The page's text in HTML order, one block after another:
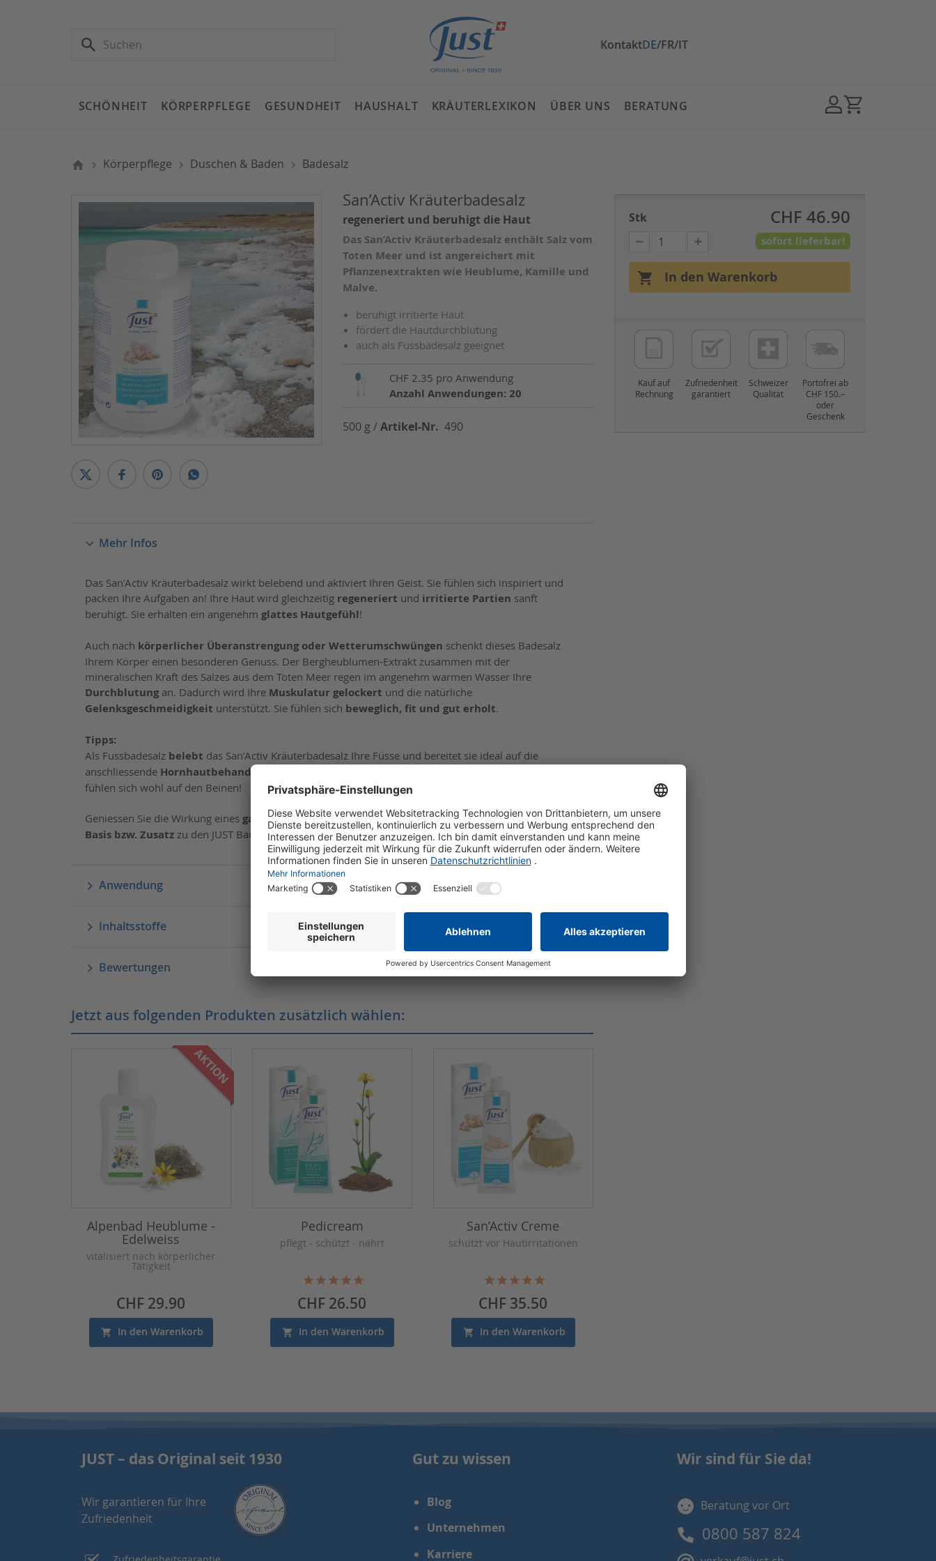
KontaktDE/FR/IT
SCHÖNHEIT KÖRPERPFLEGE GESUNDHEIT HAUSHALT KRÄUTERLEXIKON ÜBER UNS BERATUNG
Körperpflege Duschen & Baden Badesalz
San’Activ Kräuterbadesalz
regeneriert und beruhigt die Haut
Das San’Activ Kräuterbadesalz enthält Salz vom
Toten Meer und ist angereichert mit
Pflanzenextrakten wie Heublume, Kamille und
Malve.
beruhigt irritierte Haut
fördert die Hautdurchblutung
auch als Fussbadesalz geeignet
CHF 2.35 pro Anwendung
Anzahl Anwendungen: 20
500 g /Artikel-Nr. 490
CHF 46.90
sofort lieferbar!
Stk
 In den Warenkorb
Kauf auf
Rechnung
Zufriedenheit
garantiert
Schweizer
Qualität
Portofrei ab
CHF 150.–
oder
Geschenk
Mehr Infos
Das San’Activ Kräuterbadesalz wirkt belebend und aktiviert Ihren Geist. Sie fühlen sich inspiriert und
packen Ihre Aufgaben an! Ihre Haut wird gleichzeitig regeneriert und irritierte Partien sanft
beruhigt. Sie erhalten ein angenehm glattes Hautgefühl!
Auch nach körperlicher Überanstrengung oder Wetterumschwüngen schenkt dieses Badesalz
Ihrem Körper einen besonderen Genuss. Der Bergheublumen-Extrakt zusammen mit der
mineralischen Kraft des Salzes aus dem Toten Meer regen im angenehm warmen Wasser Ihre
Durchblutung an. Dadurch wird Ihre Muskulatur gelockert und die natürliche
Gelenksgeschmeidigkeit unterstützt. Sie fühlen sich beweglich, fit und gut erholt.
Tipps:
Als Fussbadesalz belebt das San’Activ Kräuterbadesalz Ihre Füsse und bereitet sie ideal auf die
anschliessende Hornhautbehandlung
fühlen sich wohl auf den Beinen!
Geniessen Sie die Wirkung eines ganzheitlichen Bades, indem Sie das Kräuterbadesalzals wertvolle
Basis bzw. Zusatz zu den JUST Badeessenzen und JUST Schaumbädern dazugeben.
Anwendung
Inhaltsstoffe
Bewertungen
Jetzt aus folgenden Produkten zusätzlich wählen:
Alpenbad Heublume -
Edelweiss
vitalisiert nach körperlicher
Tätigkeit
Preis
CHF 29.90
In den Warenkorb
AKTION
Pedicream
pflegt - schützt - nährt
Preis
CHF 26.50
In den Warenkorb
San’Activ Creme
schützt vor Hautirritationen
Preis
CHF 35.50
In den Warenkorb
JUST – das Original seit 1930
Wir garantieren für Ihre
Zufriedenheit
Gut zu wissen
Blog
Unternehmen
Karriere
Wir sind für Sie da!
Beratung vor Ort
0800 587 824